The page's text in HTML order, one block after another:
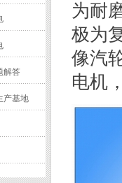
解答
产基地
为耐
极为
像汽
电机